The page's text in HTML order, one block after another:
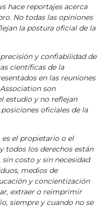
hace reportajes acerca
No todas las opiniones
la postura oficial de la
y confiabilidad de
científicas de la
en las reuniones
son
estudio y no reflejan
oficiales de la
el propietario o el
todos los derechos están
sin costo y sin necesidad
medios de
y concientización
extraer o reimprimir
siempre y cuando no se